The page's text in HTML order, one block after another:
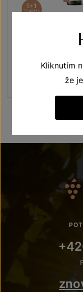
5+1
ZDARMA
Veltlínské zelené
výběr z hroznů
Šarže 1321
Kč
Kliknutím
že